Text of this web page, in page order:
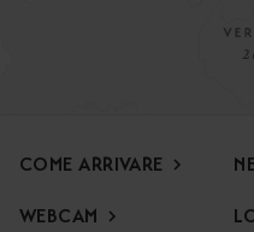
COME ARRIVARE
WEBCAM